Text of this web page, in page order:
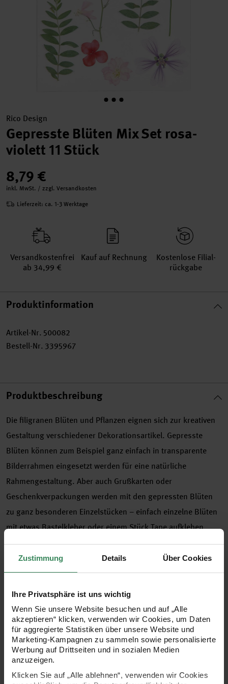
Zustimmung Details Über Cookies
Ihre Privatsphäre ist uns wichtig
Wenn Sie unsere Website besuchen und auf „Alle
akzeptieren“ klicken, verwenden wir Cookies, um Daten
für aggregierte Statistiken über unsere Website und
Marketing-Kampagnen zu sammeln sowie personalisierte
Werbung auf Drittseiten und in sozialen Medien
anzuzeigen.
Klicken Sie auf „Alle ablehnen“, verwenden wir Cookies
Rico Design
Gepresste Blüten Mix Set rosa-
violett 11 Stück
8,79 €
inkl. MwSt. / zzgl. Versandkosten
Lieferzeit: ca. 1-3 Werktage
Versand­kosten­frei
ab 34,99 €
Kauf auf Rechnung
Kosten­lose Filial­
rückgabe
Produktinformation
Artikel-Nr. 500082
Bestell-Nr. 3395967
Produktbeschreibung
Die filigranen Blüten und Pflanzen eignen sich zur kreativen
Gestaltung verschiedener Dekorationsartikel. Gepresste
Blüten können zum Beispiel ganz einfach in transparente
Bilderrahmen eingesetzt werden für eine natürliche
Rahmengestaltung. Aber auch Grußkarten oder
Geschenkverpackungen werden mit den gepressten Blüten
zu ganz besonderen Einzelstücken – einfach einzelne Blüten
mit etwas Bastelkleber oder einem Stück Tape aufkleben,
Grußbotschaft dazu schreiben und schon ist eine hübsche
individuelle Karte fertig. Die Mix Sets enthalten mehrere
farblich aufeinander abgestimmte Pflanzen, die sich perfekt
gepresste Blüten als tolles Deko-Element oder zur
Gestaltung von Grußkarten und Geschenkverpackungen
Mix Set rosa-violett
Inhalt: 11 Stück